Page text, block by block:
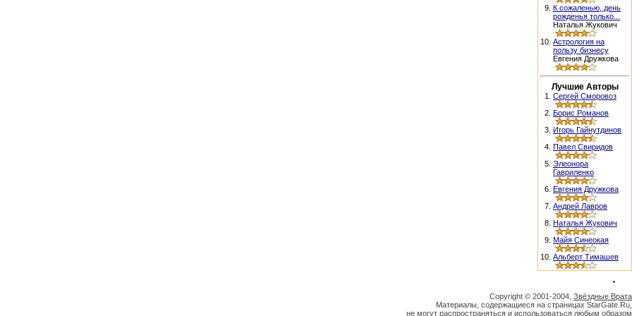
9. К сожаленью, день
рожденья только...
Наталья Жукович
10. Астрология на
пользу бизнесу
Евгения Дружкова
Лучшие Авторы
1. Сергей Сморовоз
2. Борис Романов
3. Игорь Гайнутдинов
4. Павел Свиридов
5. Элеонора
Гавриленко
6. Евгения Дружкова
7. Андрей Лавров
8. Наталья Жукович
9. Майя Синеокая
10. Альберт Тимашев
Copyright © 2001-2004, Звёздные Врата
Материалы, содержащиеся на страницах StarGate.Ru,
не могут распространяться и использоваться любым образом